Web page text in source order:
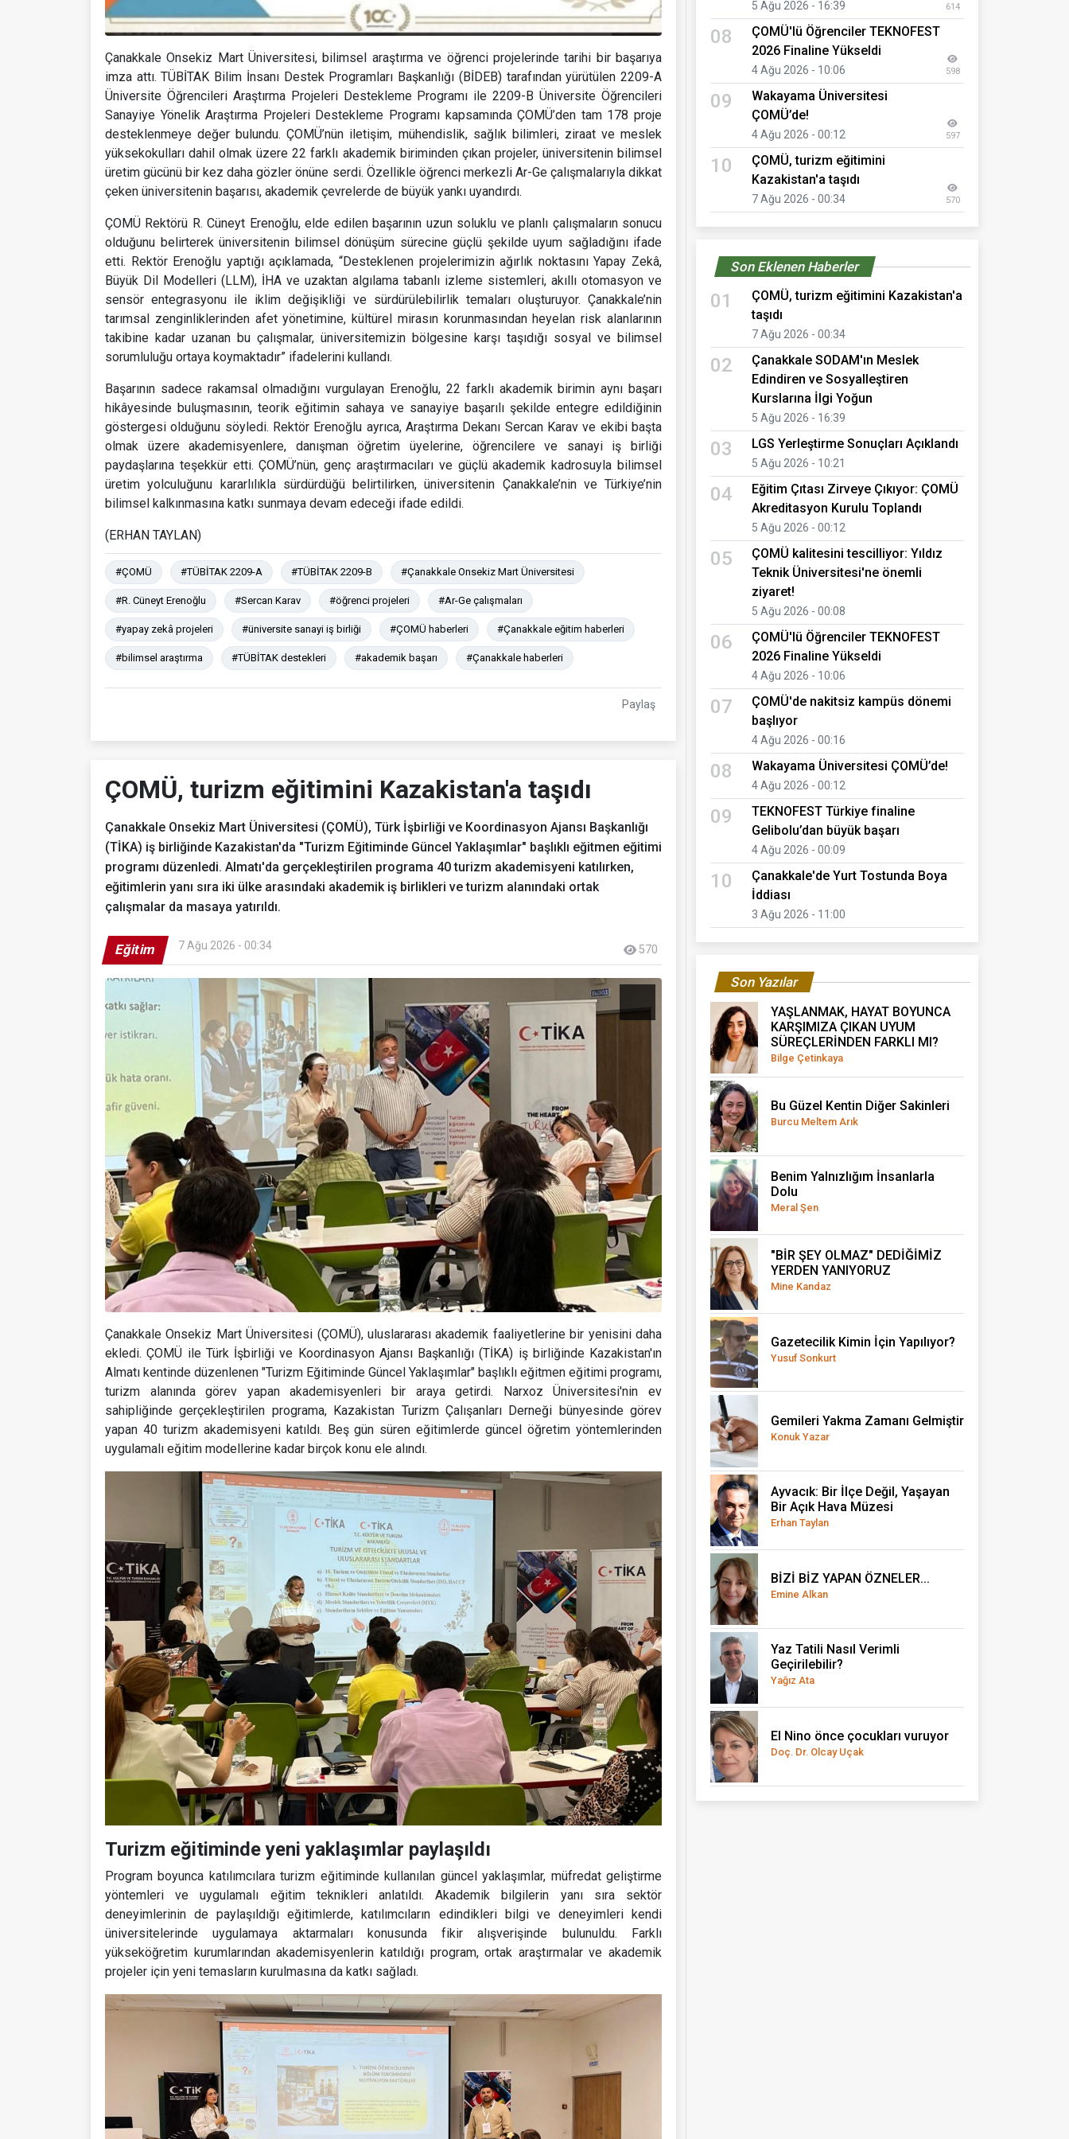
Çanakkale Onsekiz Mart Üniversitesi, bilimsel araştırma ve öğrenci projelerinde tarihi bir başarıya
imza attı. TÜBİTAK Bilim İnsanı Destek Programları Başkanlığı (BİDEB) tarafından yürütülen 2209-A
Üniversite Öğrencileri Araştırma Projeleri Destekleme Programı ile 2209-B Üniversite Öğrencileri
Sanayiye Yönelik Araştırma Projeleri Destekleme Programı kapsamında ÇOMÜ’den tam 178 proje
desteklenmeye değer bulundu. ÇOMÜ’nün iletişim, mühendislik, sağlık bilimleri, ziraat ve meslek
yüksekokulları dahil olmak üzere 22 farklı akademik biriminden çıkan projeler, üniversitenin bilimsel
üretim gücünü bir kez daha gözler önüne serdi. Özellikle öğrenci merkezli Ar-Ge çalışmalarıyla dikkat
çeken üniversitenin başarısı, akademik çevrelerde de büyük yankı uyandırdı.
ÇOMÜ Rektörü R. Cüneyt Erenoğlu, elde edilen başarının uzun soluklu ve planlı çalışmaların sonucu
olduğunu belirterek üniversitenin bilimsel dönüşüm sürecine güçlü şekilde uyum sağladığını ifade
etti. Rektör Erenoğlu yaptığı açıklamada, “Desteklenen projelerimizin ağırlık noktasını Yapay Zekâ,
Büyük Dil Modelleri (LLM), İHA ve uzaktan algılama tabanlı izleme sistemleri, akıllı otomasyon ve
sensör entegrasyonu ile iklim değişikliği ve sürdürülebilirlik temaları oluşturuyor. Çanakkale’nin
tarımsal zenginliklerinden afet yönetimine, kültürel mirasın korunmasından heyelan risk alanlarının
takibine kadar uzanan bu çalışmalar, üniversitemizin bölgesine karşı taşıdığı sosyal ve bilimsel
sorumluluğu ortaya koymaktadır” ifadelerini kullandı.
Başarının sadece rakamsal olmadığını vurgulayan Erenoğlu, 22 farklı akademik birimin aynı başarı
hikâyesinde buluşmasının, teorik eğitimin sahaya ve sanayiye başarılı şekilde entegre edildiğinin
göstergesi olduğunu söyledi. Rektör Erenoğlu ayrıca, Araştırma Dekanı Sercan Karav ve ekibi başta
olmak üzere akademisyenlere, danışman öğretim üyelerine, öğrencilere ve sanayi iş birliği
paydaşlarına teşekkür etti. ÇOMÜ’nün, genç araştırmacıları ve güçlü akademik kadrosuyla bilimsel
üretim yolculuğunu kararlılıkla sürdürdüğü belirtilirken, üniversitenin Çanakkale’nin ve Türkiye’nin
bilimsel kalkınmasına katkı sunmaya devam edeceği ifade edildi.
(ERHAN TAYLAN)
#ÇOMÜ #TÜBİTAK 2209-A #TÜBİTAK 2209-B #Çanakkale Onsekiz Mart Üniversitesi
#R. Cüneyt Erenoğlu #Sercan Karav #öğrenci projeleri #Ar-Ge çalışmaları
#yapay zekâ projeleri #üniversite sanayi iş birliği #ÇOMÜ haberleri #Çanakkale eğitim haberleri
#bilimsel araştırma #TÜBİTAK destekleri #akademik başarı #Çanakkale haberleri
Paylaş
ÇOMÜ, turizm eğitimini Kazakistan'a taşıdı
Çanakkale Onsekiz Mart Üniversitesi (ÇOMÜ), Türk İşbirliği ve Koordinasyon Ajansı Başkanlığı
(TİKA) iş birliğinde Kazakistan'da "Turizm Eğitiminde Güncel Yaklaşımlar" başlıklı eğitmen eğitimi
programı düzenledi. Almatı'da gerçekleştirilen programa 40 turizm akademisyeni katılırken,
eğitimlerin yanı sıra iki ülke arasındaki akademik iş birlikleri ve turizm alanındaki ortak
çalışmalar da masaya yatırıldı.
Eğitim 7 Ağu 2026 - 00:34 570
Çanakkale Onsekiz Mart Üniversitesi (ÇOMÜ), uluslararası akademik faaliyetlerine bir yenisini daha
ekledi. ÇOMÜ ile Türk İşbirliği ve Koordinasyon Ajansı Başkanlığı (TİKA) iş birliğinde Kazakistan'ın
Almatı kentinde düzenlenen "Turizm Eğitiminde Güncel Yaklaşımlar" başlıklı eğitmen eğitimi programı,
turizm alanında görev yapan akademisyenleri bir araya getirdi. Narxoz Üniversitesi'nin ev
sahipliğinde gerçekleştirilen programa, Kazakistan Turizm Çalışanları Derneği bünyesinde görev
yapan 40 turizm akademisyeni katıldı. Beş gün süren eğitimlerde güncel öğretim yöntemlerinden
uygulamalı eğitim modellerine kadar birçok konu ele alındı.
Turizm eğitiminde yeni yaklaşımlar paylaşıldı
Program boyunca katılımcılara turizm eğitiminde kullanılan güncel yaklaşımlar, müfredat geliştirme
yöntemleri ve uygulamalı eğitim teknikleri anlatıldı. Akademik bilgilerin yanı sıra sektör
deneyimlerinin de paylaşıldığı eğitimlerde, katılımcıların edindikleri bilgi ve deneyimleri kendi
üniversitelerinde uygulamaya aktarmaları konusunda fikir alışverişinde bulunuldu. Farklı
yükseköğretim kurumlarından akademisyenlerin katıldığı program, ortak araştırmalar ve akademik
projeler için yeni temasların kurulmasına da katkı sağladı.
5 Ağu 2026 - 16:39 614
08
ÇOMÜ'lü Öğrenciler TEKNOFEST
2026 Finaline Yükseldi
4 Ağu 2026 - 10:06 598
09
Wakayama Üniversitesi
ÇOMÜ’de!
4 Ağu 2026 - 00:12 597
10
ÇOMÜ, turizm eğitimini
Kazakistan'a taşıdı
7 Ağu 2026 - 00:34 570
Son Eklenen Haberler
01
ÇOMÜ, turizm eğitimini Kazakistan'a
taşıdı
7 Ağu 2026 - 00:34
02
Çanakkale SODAM'ın Meslek
Edindiren ve Sosyalleştiren
Kurslarına İlgi Yoğun
5 Ağu 2026 - 16:39
03 LGS Yerleştirme Sonuçları Açıklandı
5 Ağu 2026 - 10:21
04
Eğitim Çıtası Zirveye Çıkıyor: ÇOMÜ
Akreditasyon Kurulu Toplandı
5 Ağu 2026 - 00:12
05
ÇOMÜ kalitesini tescilliyor: Yıldız
Teknik Üniversitesi'ne önemli
ziyaret!
5 Ağu 2026 - 00:08
06
ÇOMÜ'lü Öğrenciler TEKNOFEST
2026 Finaline Yükseldi
4 Ağu 2026 - 10:06
07
ÇOMÜ'de nakitsiz kampüs dönemi
başlıyor
4 Ağu 2026 - 00:16
08 Wakayama Üniversitesi ÇOMÜ’de!
4 Ağu 2026 - 00:12
09
TEKNOFEST Türkiye finaline
Gelibolu’dan büyük başarı
4 Ağu 2026 - 00:09
10
Çanakkale'de Yurt Tostunda Boya
İddiası
3 Ağu 2026 - 11:00
Son Yazılar
YAŞLANMAK, HAYAT BOYUNCA
KARŞIMIZA ÇIKAN UYUM
SÜREÇLERİNDEN FARKLI MI?
Bilge Çetinkaya
Bu Güzel Kentin Diğer Sakinleri
Burcu Meltem Arık
Benim Yalnızlığım İnsanlarla
Dolu
Meral Şen
"BİR ŞEY OLMAZ" DEDİĞİMİZ
YERDEN YANIYORUZ
Mine Kandaz
Gazetecilik Kimin İçin Yapılıyor?
Yusuf Sonkurt
Gemileri Yakma Zamanı Gelmiştir
Konuk Yazar
Ayvacık: Bir İlçe Değil, Yaşayan
Bir Açık Hava Müzesi
Erhan Taylan
BİZİ BİZ YAPAN ÖZNELER...
Emine Alkan
Yaz Tatili Nasıl Verimli
Geçirilebilir?
Yağız Ata
El Nino önce çocukları vuruyor
Doç. Dr. Olcay Uçak